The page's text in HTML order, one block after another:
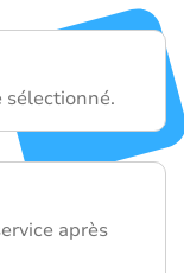
sélectionné.
après